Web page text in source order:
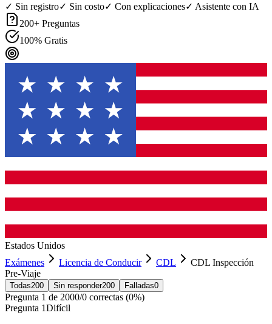
✓ Sin registro✓ Sin costo✓ Con explicaciones✓ Asistente con IA
200+ Preguntas
100% Gratis
Estados Unidos
Exámenes
Licencia de Conducir CDL
CDL Inspección
Pre-Viaje
Todas200 Sin responder200 Falladas0
Pregunta 1 de 2000/0 correctas (0%)
Pregunta 1Difícil